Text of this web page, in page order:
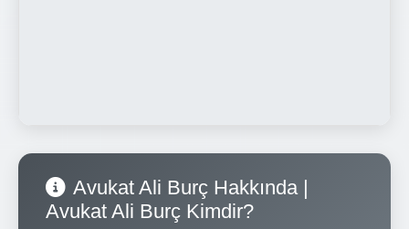
Avukat Ali Burç Hakkında |
Avukat Ali Burç Kimdir?